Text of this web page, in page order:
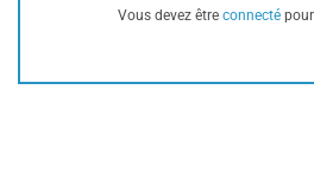
Vous devez être connecté